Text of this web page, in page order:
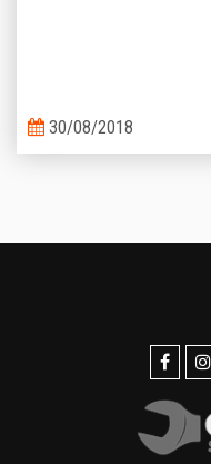
30/08/2018